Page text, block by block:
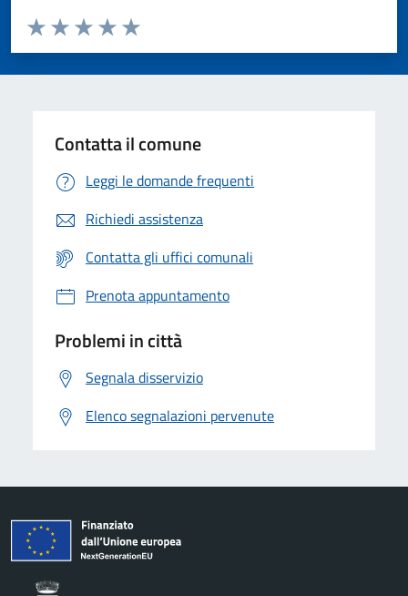
Valuta da 1 a 5 stelle la pagina
Valuta 5 stelle su 5
Valuta 4 stelle su 5
Valuta 3 stelle su 5
Valuta 2 stelle su 5
Valuta 1 stelle su 5
Contatta il comune
Leggi le domande frequenti
Richiedi assistenza
Contatta gli uffici comunali
Prenota appuntamento
Problemi in città
Segnala disservizio
Elenco segnalazioni pervenute